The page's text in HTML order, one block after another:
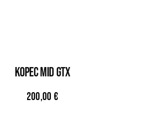
KOPEC MID GTX
200,00 €